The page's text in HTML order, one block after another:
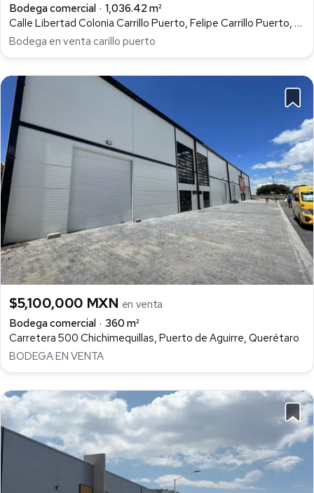
Bodega comercial
1,036.42 m²
Calle Libertad Colonia Carrillo Puerto, Felipe Carrillo Puerto, Querétaro
Bodega en venta carillo puerto
$5,100,000 MXN en venta
Bodega comercial
360 m²
Carretera 500 Chichimequillas, Puerto de Aguirre, Querétaro
BODEGA EN VENTA